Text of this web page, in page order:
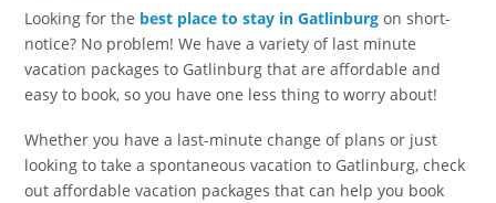
Looking for the best place to stay in Gatlinburg on short-
notice? No problem! We have a variety of last minute
vacation packages to Gatlinburg that are affordable and
easy to book, so you have one less thing to worry about!
Whether you have a last-minute change of plans or just
looking to take a spontaneous vacation to Gatlinburg, check
out affordable vacation packages that can help you book